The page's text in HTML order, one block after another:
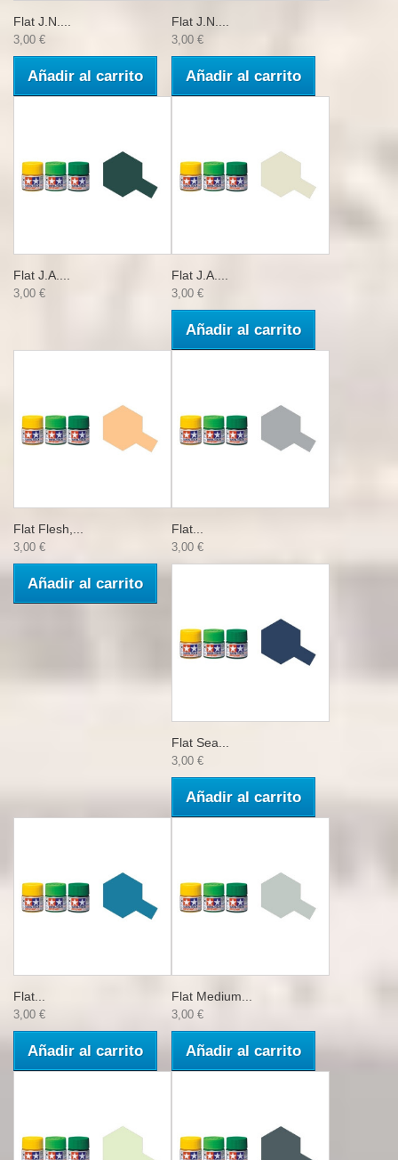
Flat J.N....
3,00 €
Añadir al carrito
Flat J.N....
3,00 €
Añadir al carrito
Flat J.A....
3,00 €
Flat J.A....
3,00 €
Añadir al carrito
Flat Flesh,...
3,00 €
Añadir al carrito
Flat...
3,00 €
Flat Sea...
3,00 €
Añadir al carrito
Flat...
3,00 €
Añadir al carrito
Flat Medium...
3,00 €
Añadir al carrito